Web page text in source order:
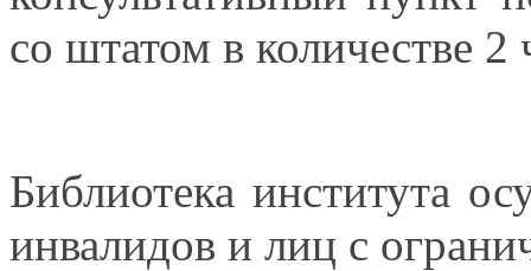
со штатом в количестве 2
Библиотека института
инвалидов и лиц с